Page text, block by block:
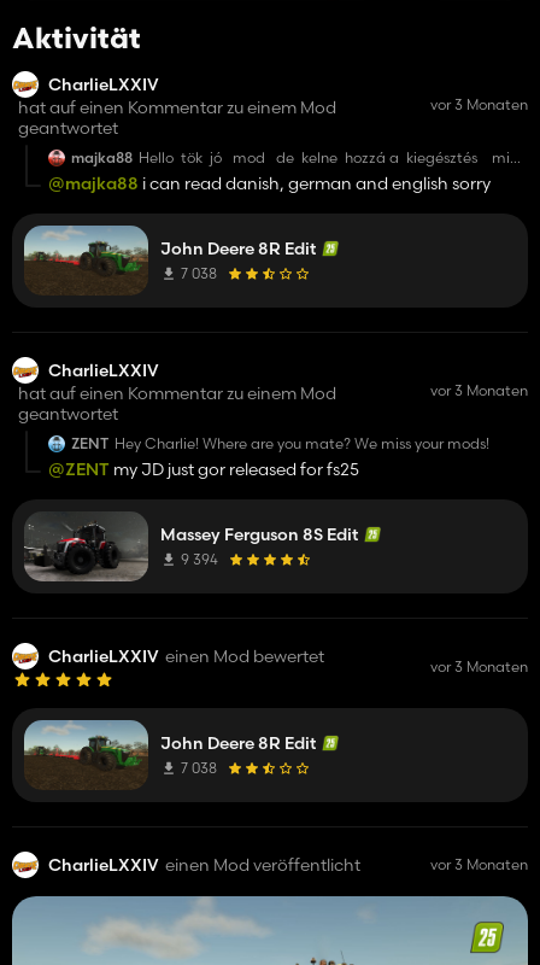
Aktivität
CharlieLXXIV
hat auf einen Kommentar zu einem Mod
geantwortet
vor 3 Monaten
majka88 Hello tök jó mod de kelne hozzá a kiegésztés mint
pl : intert aktiv kontrol isarai szabályozható kerék
nyomás ezek kellennékek bellle nagyon charlie
@majka88 i can read danish, german and english sorry
John Deere 8R Edit
7 038
CharlieLXXIV
hat auf einen Kommentar zu einem Mod
geantwortet
vor 3 Monaten
ZENT Hey Charlie! Where are you mate? We miss your mods!
@ZENT my JD just gor released for fs25
Massey Ferguson 8S Edit
9 394
CharlieLXXIV einen Mod bewertet vor 3 Monaten
John Deere 8R Edit
7 038
CharlieLXXIV einen Mod veröffentlicht vor 3 Monaten